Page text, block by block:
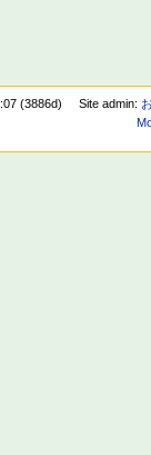
(3886d) Site admin: